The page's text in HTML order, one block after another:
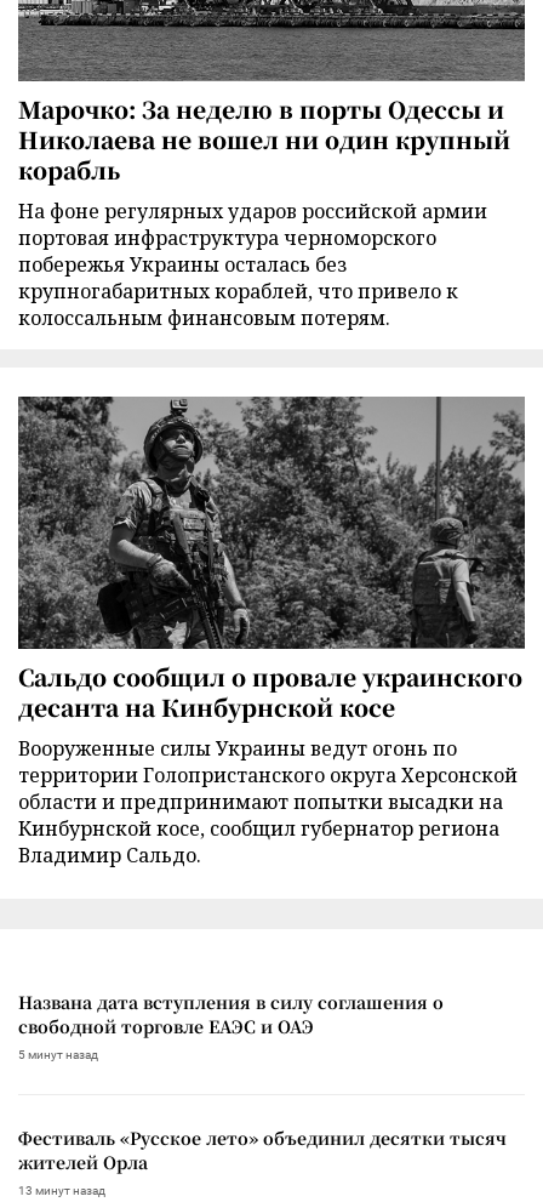
Марочко: За неделю в порты Одессы и
Николаева не вошел ни один крупный
корабль
На фоне регулярных ударов российской армии
портовая инфраструктура черноморского
побережья Украины осталась без
крупногабаритных кораблей, что привело к
колоссальным финансовым потерям.
Сальдо сообщил о провале украинского
десанта на Кинбурнской косе
Вооруженные силы Украины ведут огонь по
территории Голопристанского округа Херсонской
области и предпринимают попытки высадки на
Кинбурнской косе, сообщил губернатор региона
Владимир Сальдо.
Названа дата вступления в силу соглашения о
свободной торговле ЕАЭС и ОАЭ
5 минут назад
Фестиваль «Русское лето» объединил десятки тысяч
жителей Орла
13 минут назад